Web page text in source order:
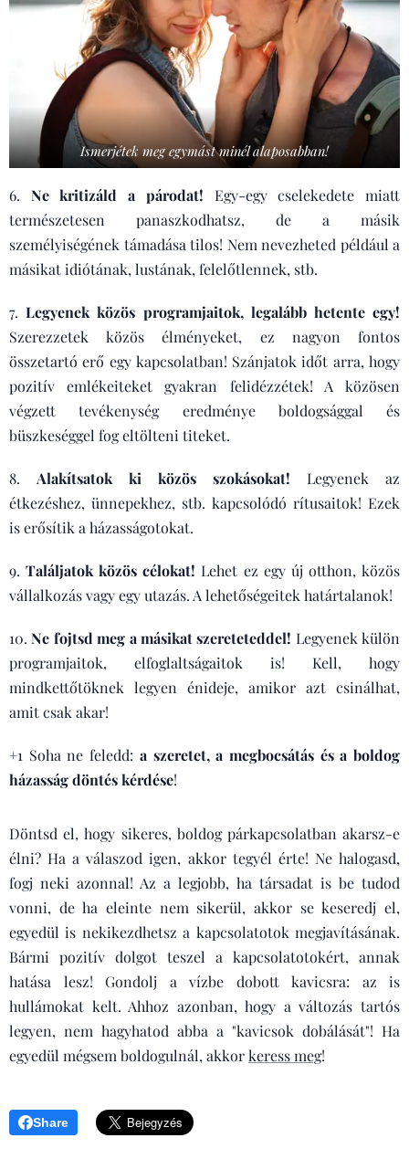
Ismerjétek meg egymást minél alaposabban!
6. Ne kritizáld a párodat! Egy-egy cselekedete miatt
természetesen panaszkodhatsz, de a másik
személyiségének támadása tilos! Nem nevezheted például a
másikat idiótának, lustának, felelőtlennek, stb.
7.Legyenek közös programjaitok, legalább hetente egy!
Szerezzetek közös élményeket, ez nagyon fontos
összetartó erő egy kapcsolatban! Szánjatok időt arra, hogy
pozitív emlékeiteket gyakran felidézzétek! A közösen
végzett tevékenység eredménye boldogsággal és
büszkeséggel fog eltölteni titeket.
8. Alakítsatok ki közös szokásokat! Legyenek az
étkezéshez, ünnepekhez, stb. kapcsolódó rítusaitok! Ezek
is erősítik a házasságotokat.
9.Találjatok közös célokat!Lehet ez egy új otthon, közös
vállalkozás vagy egy utazás. A lehetőségeitek határtalanok!
10.Ne fojtsd meg a másikat szereteteddel! Legyenek külön
programjaitok, elfoglaltságaitok is! Kell, hogy
mindkettőtöknek legyen énideje, amikor azt csinálhat,
amit csak akar!
+1 Soha ne feledd: a szeretet, a megbocsátás és a boldog
házasság döntés kérdése!
Döntsd el, hogy sikeres, boldog párkapcsolatban akarsz-e
élni? Ha a válaszod igen, akkor tegyél érte! Ne halogasd,
fogj neki azonnal! Az a legjobb, ha társadat is be tudod
vonni, de ha eleinte nem sikerül, akkor se keseredj el,
egyedül is nekikezdhetsz a kapcsolatotok megjavításának.
Bármi pozitív dolgot teszel a kapcsolatotokért, annak
hatása lesz! Gondolj a vízbe dobott kavicsra: az is
hullámokat kelt. Ahhoz azonban, hogy a változás tartós
legyen, nem hagyhatod abba a "kavicsok dobálását"! Ha
egyedül mégsem boldogulnál, akkorkeress meg!
Share